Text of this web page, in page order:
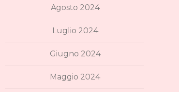
Agosto 2024
Luglio 2024
Giugno 2024
Maggio 2024